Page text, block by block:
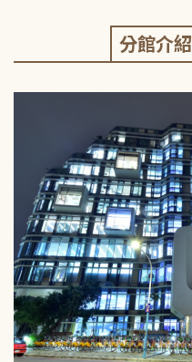
分館介紹